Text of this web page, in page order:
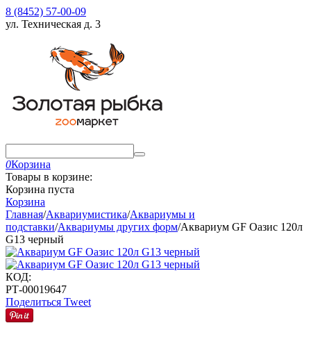
8 (8452) 57-00-09
ул. Техническая д. 3
0Корзина
Товары в корзине:
Корзина пуста
Корзина
Главная/Аквариумистика/Аквариумы и
подставки/Аквариумы других форм/Аквариум GF Оазис 120л
G13 черный
КОД:
РТ-00019647
Поделиться Tweet